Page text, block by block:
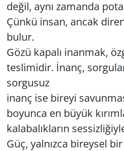
değil, aynı zamanda
Çünkü insan, ancak
bulur.
Gözü kapalı inanmak,
teslimidir. İnanç,
sorgusuz
inanç ise bireyi
boyunca en büyük
kalabalıkların
Güç, yalnızca bireysel